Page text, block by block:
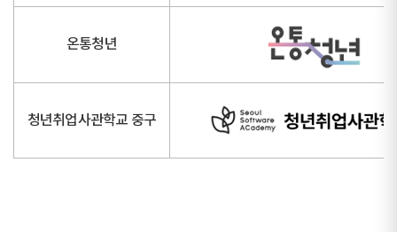
온통청년
청년취업사관학교 중구